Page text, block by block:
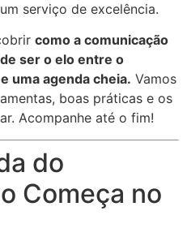
serviço de excelência.
como a comunicação
ser o elo entre o
uma agenda cheia. Vamos
boas práticas e os
Acompanhe até o fim!
do
Começa no